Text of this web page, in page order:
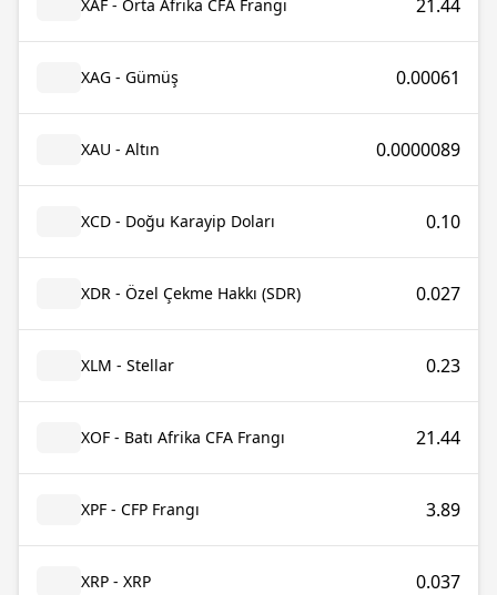
XAF - Orta Afrika CFA Frangı 21.44
XAG - Gümüş 0.00061
XAU - Altın 0.0000089
XCD - Doğu Karayip Doları 0.10
XDR - Özel Çekme Hakkı (SDR) 0.027
XLM - Stellar 0.23
XOF - Batı Afrika CFA Frangı 21.44
XPF - CFP Frangı 3.89
XRP - XRP 0.037